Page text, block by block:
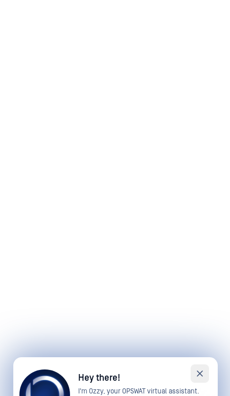
Hey there!
I'm Ozzy, your OPSWAT virtual assistant.